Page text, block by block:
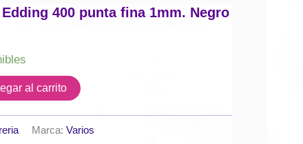
400 punta fina 1mm. Negro
al carrito
Marca: Varios